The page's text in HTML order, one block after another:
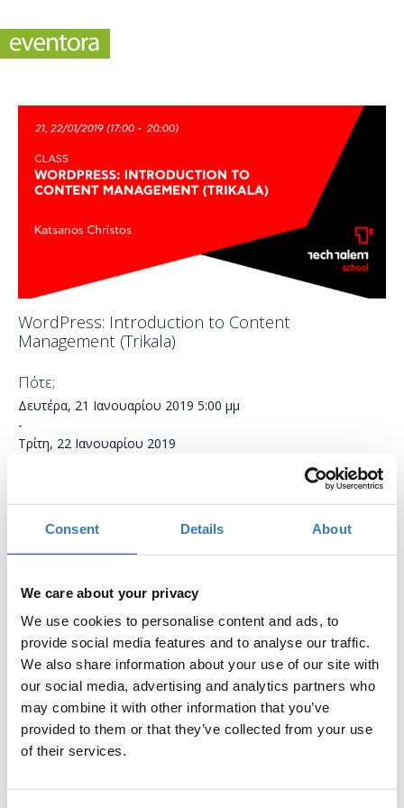
Consent Details About
We care about your privacy
We use cookies to personalise content and ads, to
provide social media features and to analyse our traffic.
We also share information about your use of our site with
our social media, advertising and analytics partners who
may combine it with other information that you’ve
provided to them or that they’ve collected from your use
of their services.
WordPress: Introduction to Content
Management (Trikala)
Πότε;
Δευτέρα, 21 Ιανουαρίου 2019 5:00 μμ
-
Τρίτη, 22 Ιανουαρίου 2019
Μύλος Ματσόπουλου, Τρίκαλα
Το σεμινάριο θα πραγματοποιηθεί σε δυο φάσεις:21/01 &
22/0117:00-20:00.
Το σεμινάριο έχει ως στόχο να μάθει στους συμμετέχοντες